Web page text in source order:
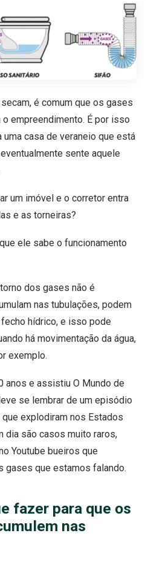
é comum que os gases
empreendimento. É por isso
uma casa de veraneio que está
sente aquele
um imóvel e o corretor entra
e as torneiras?
ele sabe o funcionamento
dos gases não é
nas tubulações, podem
hídrico, e isso pode
há movimentação da água,
exemplo.
anos e assistiu O Mundo de
se lembrar de um episódio
explodiram nos Estados
dia são casos muito raros,
Youtube bueiros que
gases que estamos falando.
fazer para que os
nas